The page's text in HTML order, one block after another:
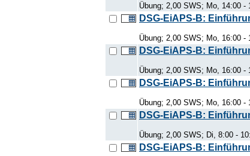
Übung; 2,00 SWS; Mo, 14:00 -
DSG-EiAPS-B:
Übung; 2,00 SWS; Mo, 16:00 -
DSG-EiAPS-B:
Übung; 2,00 SWS; Mo, 16:00 -
DSG-EiAPS-B:
Übung; 2,00 SWS; Mo, 16:00 -
DSG-EiAPS-B:
Übung; 2,00 SWS; Di, 8:00 -
DSG-EiAPS-B: